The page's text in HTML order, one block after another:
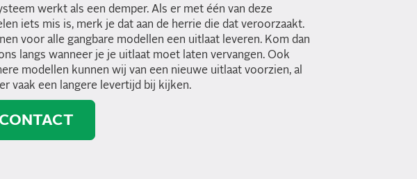
werkt als een demper. Als er met één van deze
iets mis is, merk je dat aan de herrie die dat veroorzaakt.
voor alle gangbare modellen een uitlaat leveren. Kom dan
langs wanneer je je uitlaat moet laten vervangen. Ook
modellen kunnen wij van een nieuwe uitlaat voorzien, al
vaak een langere levertijd bij kijken.
CONTACT